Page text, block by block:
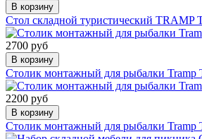
В корзину
Стол складной туристический TRAMP
2700 руб
В корзину
Столик монтажный для рыбалки Tramp
2200 руб
В корзину
Столик монтажный для рыбалки Tramp